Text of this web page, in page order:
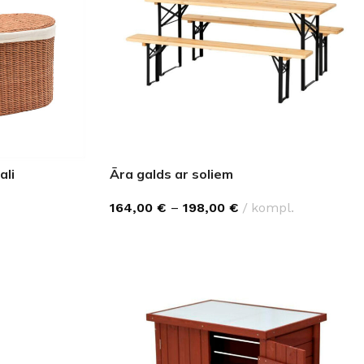
Āra galds ar soliem
164,00 € – 198,00 € kompl.